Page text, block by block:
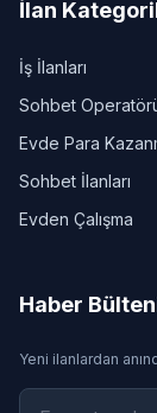
İlan
İş İlanları
Sohbet
Evde Para
Sohbet İlanları
Evden Çalışma
Haber
Yeni ilanlardan